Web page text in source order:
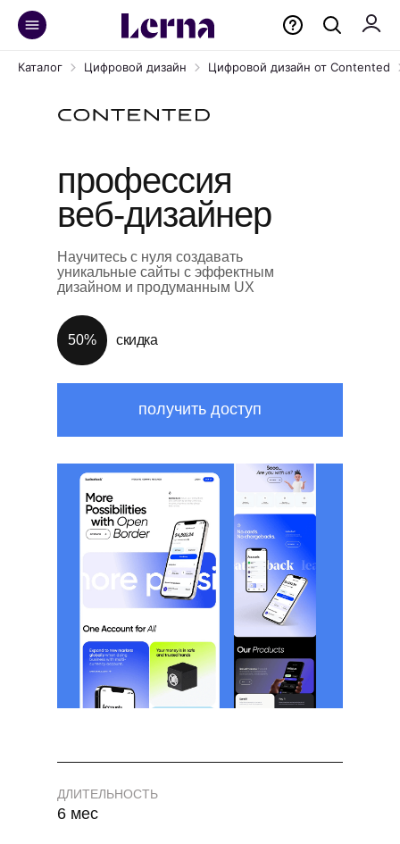
Каталог Цифровой дизайн Цифровой дизайн от Contented
получить доступ
Научитесь с нуля создавать
уникальные сайты с эффектным
дизайном и продуманным UX
профессия
веб-дизайнер
50% скидка
6 мес
ДЛИТЕЛЬНОСТЬ